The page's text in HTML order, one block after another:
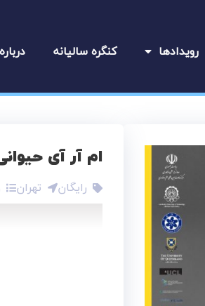
رویدادها کنگره سالیانه
ام آر آی
رایگان تهران